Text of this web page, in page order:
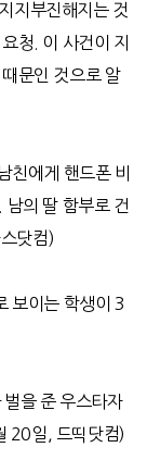
지부진해지는 것
청
이 사건이 지
문인 것으로 알
친에게 핸드폰 비
남의 딸 함부로 건
닷컴)
보이는 학생이 3
을 준 우스타자
20일, 드띡닷컴)